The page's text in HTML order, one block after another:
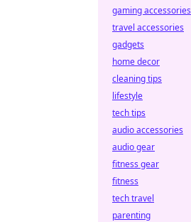
gaming accessories
travel accessories
gadgets
home decor
cleaning tips
lifestyle
tech tips
audio accessories
audio gear
fitness gear
fitness
tech travel
parenting